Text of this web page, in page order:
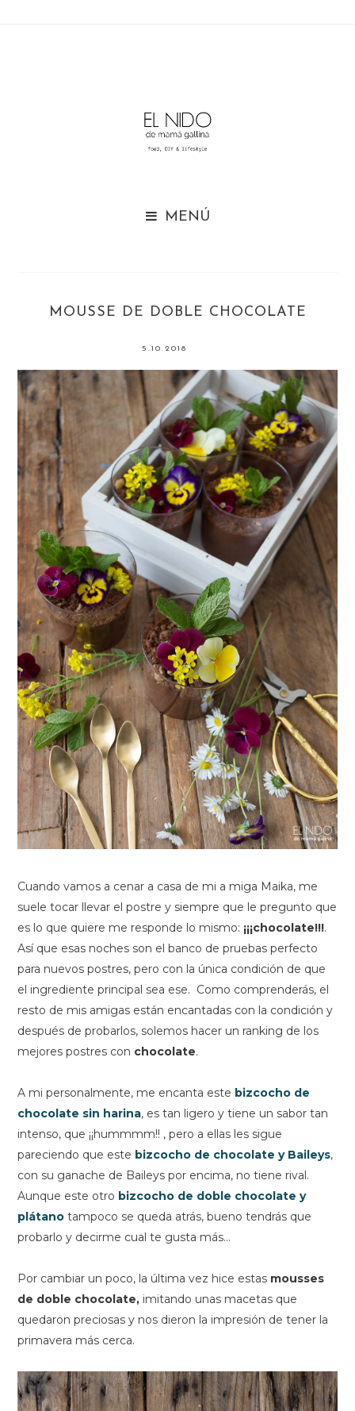

MOUSSE DE DOBLE CHOCOLATE
5.10.2018
Cuando vamos a cenar a casa de mi a miga Maika, me
suele tocar llevar el postre y siempre que le pregunto que
es lo que quiere me responde lo mismo: ¡¡¡chocolate!!!.
Así que esas noches son el banco de pruebas perfecto
para nuevos postres, pero con la única condición de que
el ingrediente principal sea ese. Como comprenderás, el
resto de mis amigas están encantadas con la condición y
después de probarlos, solemos hacer un ranking de los
mejores postres con chocolate.
A mi personalmente, me encanta este bizcocho de
chocolate sin harina, es tan ligero y tiene un sabor tan
intenso, que ¡¡hummmm!! , pero a ellas les sigue
pareciendo que este bizcocho de chocolate y Baileys,
con su ganache de Baileys por encima, no tiene rival.
Aunque este otro bizcocho de doble chocolate y
plátano tampoco se queda atrás, bueno tendrás que
probarlo y decirme cual te gusta más...
Por cambiar un poco, la última vez hice estas mousses
de doble chocolate, imitando unas macetas que
quedaron preciosas y nos dieron la impresión de tener la
primavera más cerca.